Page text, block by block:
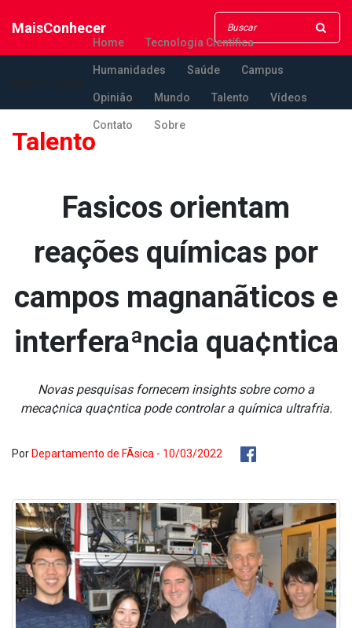
MaisConhecer
Home Tecnologia Científica
Humanidades Saúde Campus
Opinião Mundo Talento Vídeos
Contato Sobre
Talento
Fa­sicos orientam
reações químicas por
campos magnanãticos e
interferaªncia qua¢ntica
Novas pesquisas fornecem insights sobre como a
meca¢nica qua¢ntica pode controlar a química ultrafria.
Por Departamento de FÃ­sica - 10/03/2022